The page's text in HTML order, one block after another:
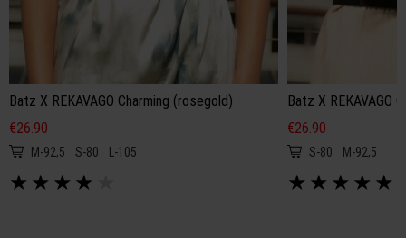
Batz X REKAVAGO Charming (rosegold)
€26.90
M-92,5 S-80 L-105
★ ★ ★ ★
Batz X REKAVAGO
€26.90
S-80 M-92,5
★ ★ ★ ★ ★